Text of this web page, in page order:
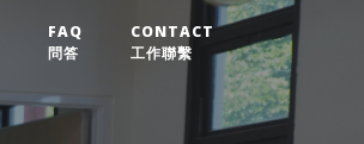
FAQ
問答
CONTACT
工作聯繫